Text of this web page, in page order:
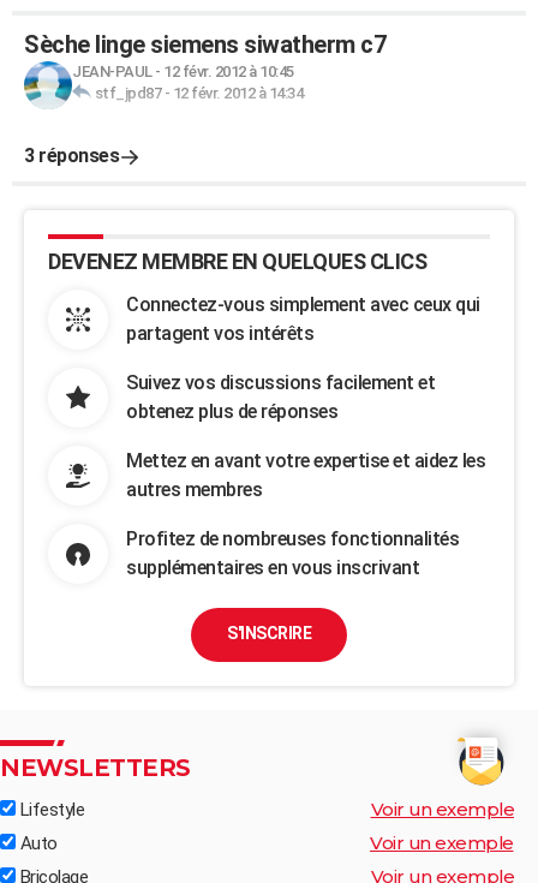
Sèche linge siemens siwatherm c7
JEAN-PAUL- 12 févr. 2012 à 10:45
stf_jpd87- 12 févr. 2012 à 14:34
3 réponses
DEVENEZ MEMBRE EN QUELQUES CLICS
Connectez-vous simplement avec ceux qui
partagent vos intérêts
Suivez vos discussions facilement et
obtenez plus de réponses
Mettez en avant votre expertise et aidez les
autres membres
Profitez de nombreuses fonctionnalités
supplémentaires en vous inscrivant
S'INSCRIRE
NEWSLETTERS
Lifestyle Voir un exemple
Auto Voir un exemple
Bricolage Voir un exemple